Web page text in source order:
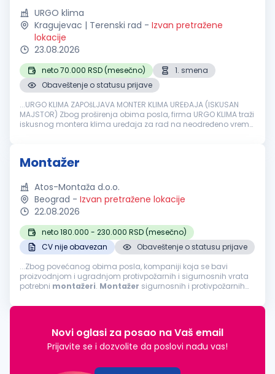
URGO klima
Kragujevac | Terenski rad - Izvan pretražene
lokacije
23.08.2026
neto 70.000 RSD (mesečno)
1. smena
Obaveštenje o statusu prijave
...URGO KLIMA ZAPOšLJAVA MONTER KLIMA UREĐAJA (ISKUSAN
MAJSTOR) Zbog proširenja obima posla, firma URGO KLIMA traži
iskusnog montera klima uređaja za rad na neodređeno vreme.
Montažer
Atos-Montaža d.o.o.
Beograd - Izvan pretražene lokacije
22.08.2026
neto 180.000 - 230.000 RSD (mesečno)
CV nije obavezan
Obaveštenje o statusu prijave
...Zbog povećanog obima posla, kompaniji koja se bavi
proizvodnjom i ugradnjom protivpožarnih i sigurnosnih vrata
potrebni montažeri. Montažer sigurnosnih i protivpožarnih
protivpožarnih...
Novi oglasi za posao na Vaš email
Prijavite se i dozvolite da poslovi nađu vas!